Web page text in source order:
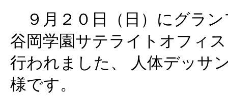
９月２０日（日）にグラン
谷岡学園サテライトオフィ
行われました、 人体デッサ
様です。